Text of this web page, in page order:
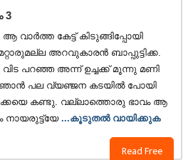
3
Read Free
വാര്‍ത്ത കേട്ട് കിടുങ്ങിപ്പോയി
അറവുകാരന്‍ ബാപ്പുട്ടിക്ക.
പറഞ്ഞ അന്ന് ഉച്ചക്ക് മൂന്നു മണി
പല വ്യഞ്ജന കടയില്‍ പോയി
കണ്ടു. വല്ലാത്തൊരു ഭാവം ആ
നായരുട്ട്യേ ...കൂടുതൽ വായിക്കുക